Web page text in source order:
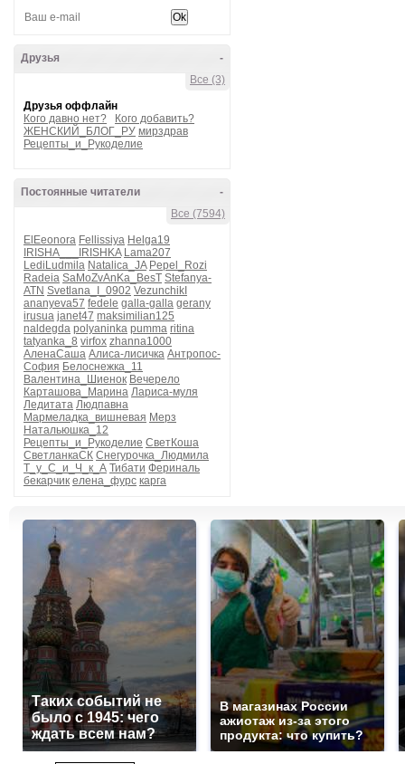
-
Друзья
Все (3)
Друзья оффлайн
Кого давно нет?
Кого добавить?
ЖЕНСКИЙ_БЛОГ_РУ мирздрав
Рецепты_и_Рукоделие
-
Постоянные читатели
Все (7594)
ElEeonora Fellissiya Helga19
IRISHA___IRISHKA Lama207
LediLudmila Natalica_JA Pepel_Rozi
Radeia SaMoZvAnKa_BesT Stefanya-
ATN Svetlana_I_0902 VezunchikI
ananyeva57 fedele galla-galla gerany
irusua janet47 maksimilian125
naldegda polyaninka pumma ritina
tatyanka_8 virfox zhanna1000
АленаСаша Алиса-лисичка Антропос-
София Белоснежка_11
Валентина_Шиенок Вечерело
Карташова_Марина Лариса-муля
Ледитата Людпавна
Мармеладка_вишневая Мерз
Натальюшка_12
Рецепты_и_Рукоделие СветКоша
СветланкаСК Снегурочка_Людмила
Т_у_С_и_Ч_к_А Тибати Фериналь
бекарчик елена_фурс карга
Таких событий не
было с 1945: чего
ждать всем нам?
В магазинах России
ажиотаж из-за этого
продукта: что купить?